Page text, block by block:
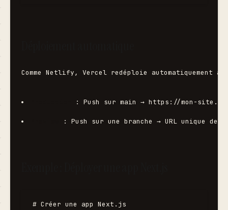
Comme Netlify, Vercel redéploie automatiquement à
: Push sur main → https://mon-
: Push sur une branche → URL unique de
# Créer une app Next.js